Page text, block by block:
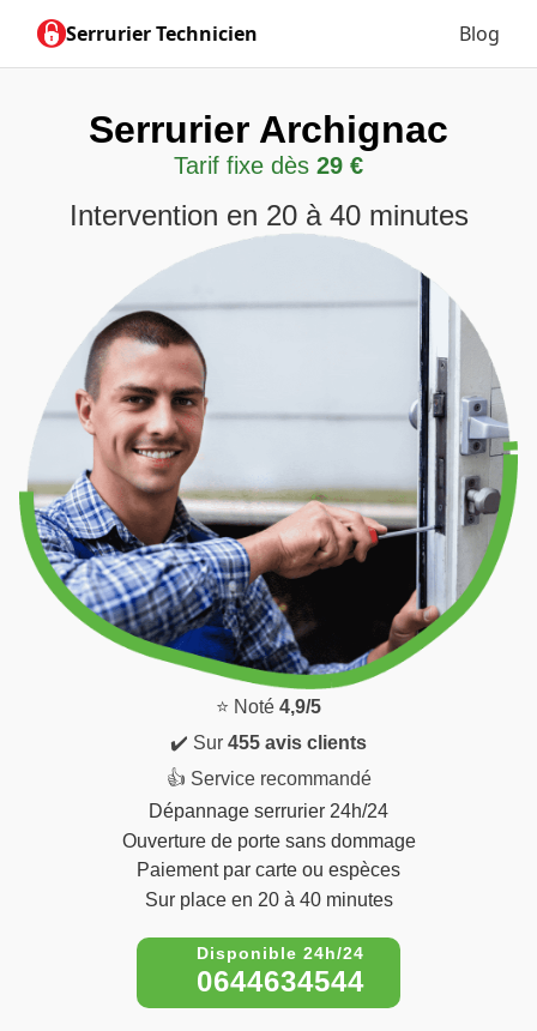
Serrurier Technicien Blog
Serrurier Archignac
Tarif fixe dès 29 €
Intervention en 20 à 40 minutes
⭐ Noté 4,9/5
✔️ Sur 455 avis clients
👍 Service recommandé
Dépannage serrurier 24h/24
Ouverture de porte sans dommage
Paiement par carte ou espèces
Sur place en 20 à 40 minutes
0644634544